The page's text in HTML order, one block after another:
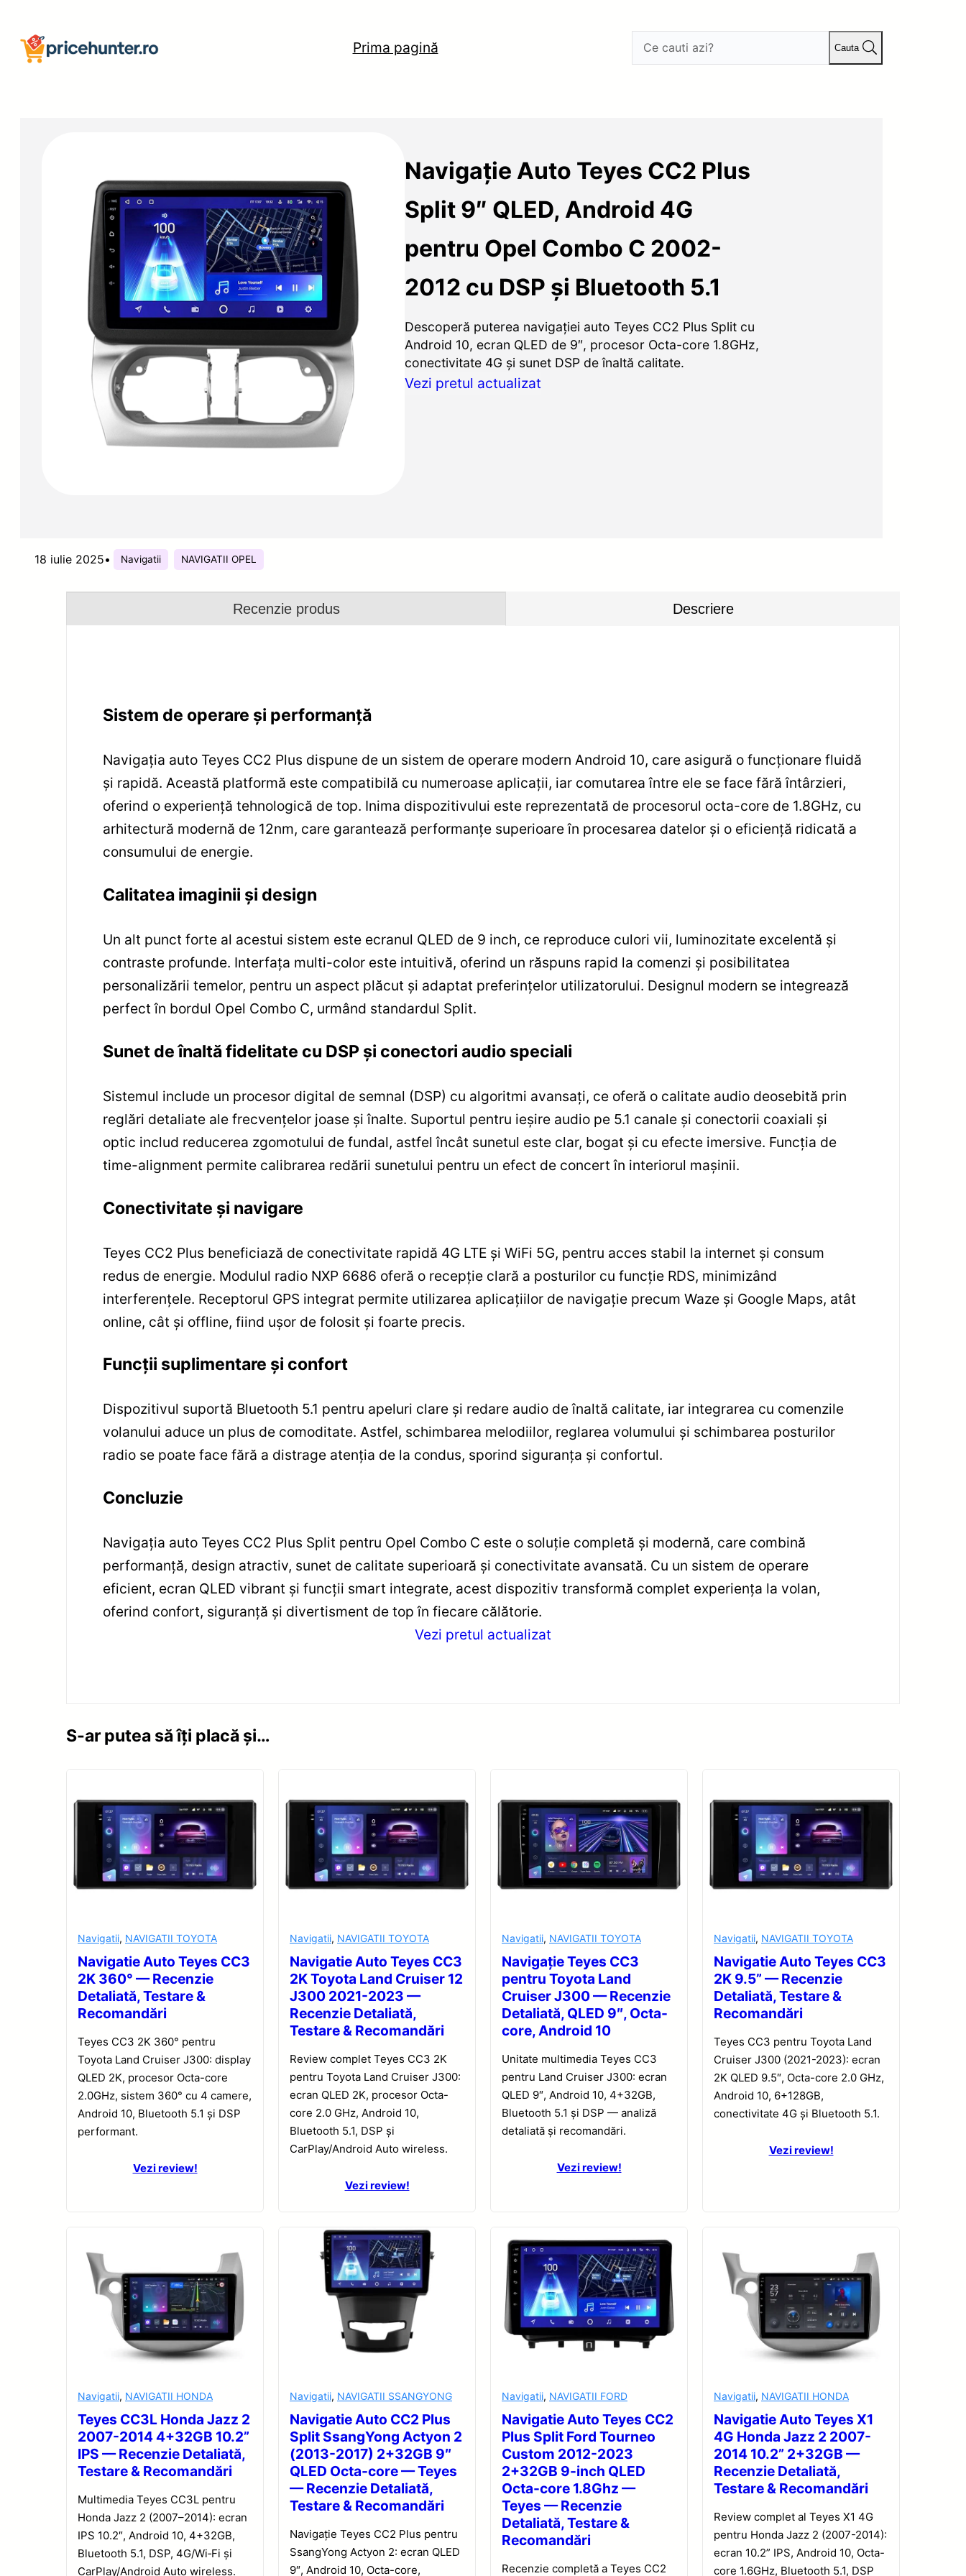
conținut
Prima pagină Cauta
Navigație Auto Teyes CC2 Plus
Split 9″ QLED, Android 4G
pentru Opel Combo C 2002-
2012 cu DSP și Bluetooth 5.1
Descoperă puterea navigației auto Teyes CC2 Plus Split cu
Android 10, ecran QLED de 9″, procesor Octa-core 1.8GHz,
conectivitate 4G și sunet DSP de înaltă calitate.
Vezi pretul actualizat
18 iulie 2025• Navigatii NAVIGATII OPEL
Recenzie produs Descriere
Sistem de operare și performanță
Navigația auto Teyes CC2 Plus dispune de un sistem de operare modern Android 10, care asigură o funcționare fluidă
și rapidă. Această platformă este compatibilă cu numeroase aplicații, iar comutarea între ele se face fără întârzieri,
oferind o experiență tehnologică de top. Inima dispozitivului este reprezentată de procesorul octa-core de 1.8GHz, cu
arhitectură modernă de 12nm, care garantează performanțe superioare în procesarea datelor și o eficiență ridicată a
consumului de energie.
Calitatea imaginii și design
Un alt punct forte al acestui sistem este ecranul QLED de 9 inch, ce reproduce culori vii, luminozitate excelentă și
contraste profunde. Interfața multi-color este intuitivă, oferind un răspuns rapid la comenzi și posibilitatea
personalizării temelor, pentru un aspect plăcut și adaptat preferințelor utilizatorului. Designul modern se integrează
perfect în bordul Opel Combo C, urmând standardul Split.
Sunet de înaltă fidelitate cu DSP și conectori audio speciali
Sistemul include un procesor digital de semnal (DSP) cu algoritmi avansați, ce oferă o calitate audio deosebită prin
reglări detaliate ale frecvențelor joase și înalte. Suportul pentru ieșire audio pe 5.1 canale și conectorii coaxiali și
optic includ reducerea zgomotului de fundal, astfel încât sunetul este clar, bogat și cu efecte imersive. Funcția de
time-alignment permite calibrarea redării sunetului pentru un efect de concert în interiorul mașinii.
Conectivitate și navigare
Teyes CC2 Plus beneficiază de conectivitate rapidă 4G LTE și WiFi 5G, pentru acces stabil la internet și consum
redus de energie. Modulul radio NXP 6686 oferă o recepție clară a posturilor cu funcție RDS, minimizând
interferențele. Receptorul GPS integrat permite utilizarea aplicațiilor de navigație precum Waze și Google Maps, atât
online, cât și offline, fiind ușor de folosit și foarte precis.
Funcții suplimentare și confort
Dispozitivul suportă Bluetooth 5.1 pentru apeluri clare și redare audio de înaltă calitate, iar integrarea cu comenzile
volanului aduce un plus de comoditate. Astfel, schimbarea melodiilor, reglarea volumului și schimbarea posturilor
radio se poate face fără a distrage atenția de la condus, sporind siguranța și confortul.
Concluzie
Navigația auto Teyes CC2 Plus Split pentru Opel Combo C este o soluție completă și modernă, care combină
performanță, design atractiv, sunet de calitate superioară și conectivitate avansată. Cu un sistem de operare
eficient, ecran QLED vibrant și funcții smart integrate, acest dispozitiv transformă complet experiența la volan,
oferind confort, siguranță și divertisment de top în fiecare călătorie.
Vezi pretul actualizat
S-ar putea să îți placă și…
Navigatii, NAVIGATII TOYOTA
Navigatie Auto Teyes CC3
2K 360° — Recenzie
Detaliată, Testare &
Recomandări
Teyes CC3 2K 360° pentru
Toyota Land Cruiser J300: display
QLED 2K, procesor Octa-core
2.0GHz, sistem 360° cu 4 camere,
Android 10, Bluetooth 5.1 și DSP
performant.
Vezi review!
Navigatii, NAVIGATII TOYOTA
Navigatie Auto Teyes CC3
2K Toyota Land Cruiser 12
J300 2021-2023 —
Recenzie Detaliată,
Testare & Recomandări
Review complet Teyes CC3 2K
pentru Toyota Land Cruiser J300:
ecran QLED 2K, procesor Octa-
core 2.0 GHz, Android 10,
Bluetooth 5.1, DSP și
CarPlay/Android Auto wireless.
Vezi review!
Navigatii, NAVIGATII TOYOTA
Navigație Teyes CC3
pentru Toyota Land
Cruiser J300 — Recenzie
Detaliată, QLED 9″, Octa-
core, Android 10
Unitate multimedia Teyes CC3
pentru Land Cruiser J300: ecran
QLED 9″, Android 10, 4+32GB,
Bluetooth 5.1 și DSP — analiză
detaliată și recomandări.
Vezi review!
Navigatii, NAVIGATII TOYOTA
Navigatie Auto Teyes CC3
2K 9.5” — Recenzie
Detaliată, Testare &
Recomandări
Teyes CC3 pentru Toyota Land
Cruiser J300 (2021-2023): ecran
2K QLED 9.5″, Octa-core 2.0 GHz,
Android 10, 6+128GB,
conectivitate 4G și Bluetooth 5.1.
Vezi review!
Navigatii, NAVIGATII HONDA
Teyes CC3L Honda Jazz 2
2007-2014 4+32GB 10.2”
IPS — Recenzie Detaliată,
Testare & Recomandări
Multimedia Teyes CC3L pentru
Honda Jazz 2 (2007–2014): ecran
IPS 10.2″, Android 10, 4+32GB,
Bluetooth 5.1, DSP, 4G/Wi‑Fi și
CarPlay/Android Auto wireless.
Navigatii, NAVIGATII SSANGYONG
Navigatie Auto CC2 Plus
Split SsangYong Actyon 2
(2013-2017) 2+32GB 9″
QLED Octa-core — Teyes
— Recenzie Detaliată,
Testare & Recomandări
Navigație Teyes CC2 Plus pentru
SsangYong Actyon 2: ecran QLED
9″, Android 10, Octa-core,
Navigatii, NAVIGATII FORD
Navigatie Auto Teyes CC2
Plus Split Ford Tourneo
Custom 2012-2023
2+32GB 9-inch QLED
Octa-core 1.8Ghz —
Teyes — Recenzie
Detaliată, Testare &
Recomandări
Recenzie completă a Teyes CC2
Navigatii, NAVIGATII HONDA
Navigatie Auto Teyes X1
4G Honda Jazz 2 2007-
2014 10.2” 2+32GB —
Recenzie Detaliată,
Testare & Recomandări
Review complet al Teyes X1 4G
pentru Honda Jazz 2 (2007-2014):
ecran 10.2” IPS, Android 10, Octa-
core 1.6GHz, Bluetooth 5.1, DSP